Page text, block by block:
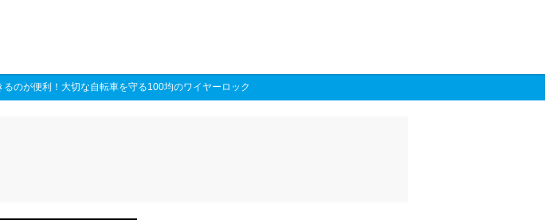
のが便利！大切な自転車を守る100均のワイヤーロック